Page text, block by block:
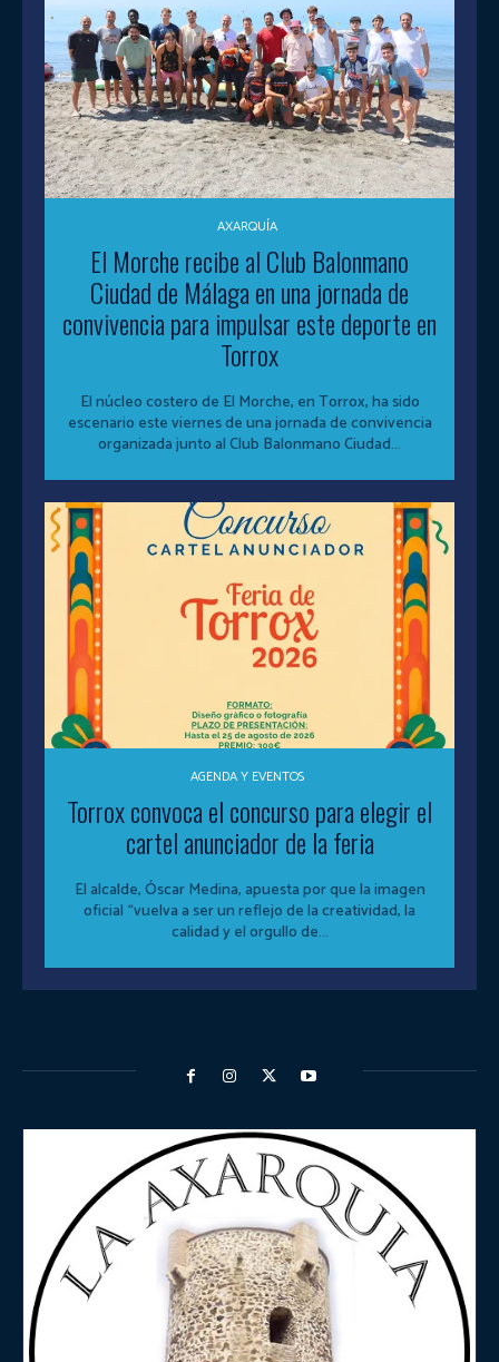
AXARQUÍA
El Morche recibe al Club Balonmano
Ciudad de Málaga en una jornada de
convivencia para impulsar este deporte en
Torrox
El núcleo costero de El Morche, en Torrox, ha sido
escenario este viernes de una jornada de convivencia
organizada junto al Club Balonmano Ciudad...
AGENDA Y EVENTOS
Torrox convoca el concurso para elegir el
cartel anunciador de la feria
El alcalde, Óscar Medina, apuesta por que la imagen
oficial “vuelva a ser un reflejo de la creatividad, la
calidad y el orgullo de...